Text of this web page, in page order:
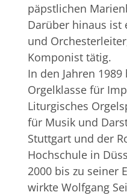
päpstlichen
Darüber hinaus ist
und
Komponist tätig.
In den Jahren
Orgelklasse für
Liturgisches
für Musik und
Stuttgart und der
Hochschule in
2000 bis zu seiner
wirkte Wolfgang